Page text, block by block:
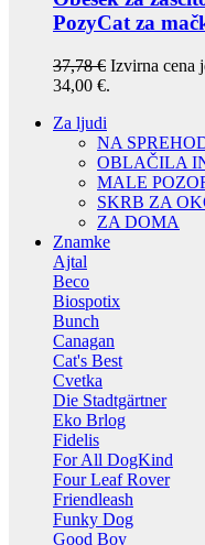
PozyCat za
37,78€ Izvirna cena
34,00 €.
Za ljudi
NA
OBLAČILA
MALE
SKRB ZA
ZA DOMA
Znamke
Ajtal
Beco
Biospotix
Bunch
Canagan
Cat's Best
Cvetka
Die Stadtgärtner
Eko Brlog
Fidelis
For All DogKind
Four Leaf Rover
Friendleash
Funky Dog
Good Boy